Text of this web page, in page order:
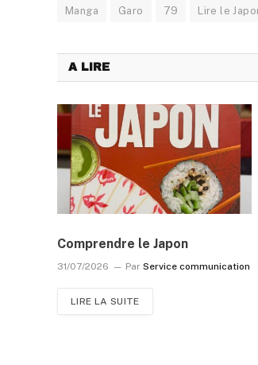
Manga Garo 79 Lire le
A LIRE
Comprendre le Japon
31/07/2026 Par Service communication
LIRE LA SUITE